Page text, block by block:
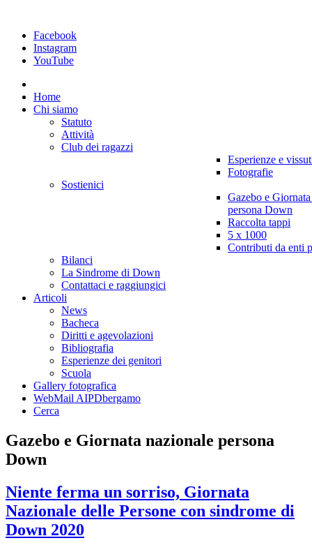
Facebook
Instagram
YouTube
Home
Chi siamo
Statuto
Attività
Club dei ragazzi
Esperienze e
Fotografie
Sostienici
Gazebo e
persona Down
Raccolta tappi
5 x 1000
Contributi da enti
Bilanci
La Sindrome di Down
Contattaci e raggiungici
Articoli
News
Bacheca
Diritti e agevolazioni
Bibliografia
Esperienze dei genitori
Scuola
Gallery fotografica
WebMail AIPDbergamo
Cerca
Gazebo e Giornata nazionale persona
Down
Niente ferma un sorriso, Giornata
Nazionale delle Persone con sindrome di
Down 2020